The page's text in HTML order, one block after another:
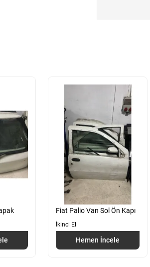
Fiat Palio Van Sol Ön Kapı
İkinci El
Hemen İncele